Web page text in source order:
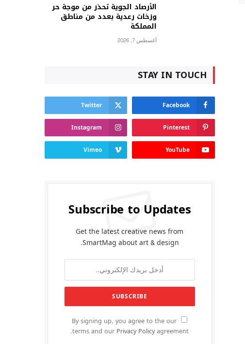
الأرصاد الجوية تحذر من موجة حر
وزخات رعدية بعدد من مناطق
المملكة
أغسطس 7, 2026
STAY IN TOUCH
Facebook
Twitter
Pinterest
Instagram
YouTube
Vimeo
Subscribe to Updates
Get the latest creative news from
SmartMag about art & design.
By signing up, you agree to the our
terms and our Privacy Policyagreement.